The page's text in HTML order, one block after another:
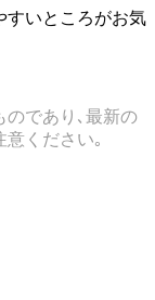
すいところがお気
であり､最新の
ください｡